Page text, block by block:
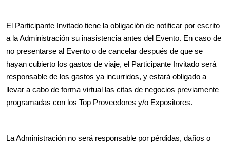
El Participante Invitado tiene la obligación de notificar por escrito
a la Administración su inasistencia antes del Evento. En caso de
no presentarse al Evento o de cancelar después de que se
hayan cubierto los gastos de viaje, el Participante Invitado será
responsable de los gastos ya incurridos, y estará obligado a
llevar a cabo de forma virtual las citas de negocios previamente
programadas con los Top Proveedores y/o Expositores.
La Administración no será responsable por pérdidas, daños o